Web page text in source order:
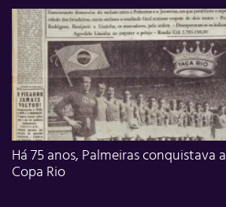
Há 75 anos, Palmeiras conquistava a
Copa Rio